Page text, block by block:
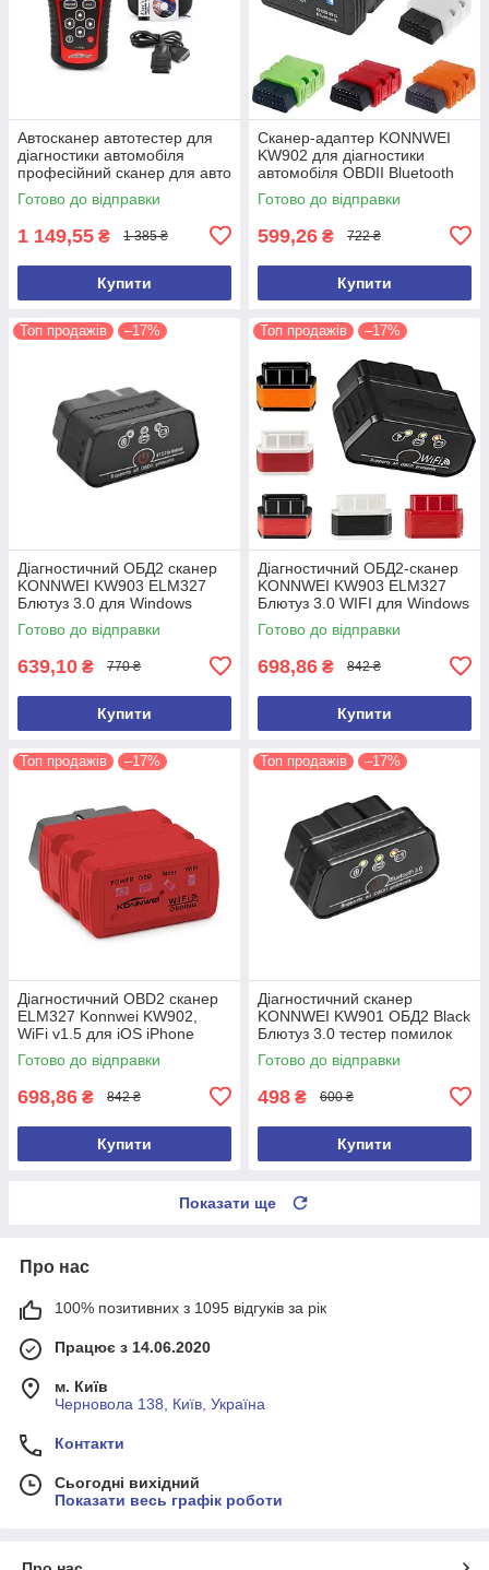
Автосканер автотестер для
діагностики автомобіля
професійний сканер для авто
OBDII/EOBD Konnwei KW808
Готово до відправки
1 149,55 ₴ 1 385 ₴
Купити
Сканер-адаптер KONNWEI
KW902 для діагностики
автомобіля OBDII Bluetooth
3.0 Автосканер автотестер
ELM327
Готово до відправки
599,26 ₴ 722 ₴
Купити
Топ продажів –17%
Діагностичний ОБД2 сканер
KONNWEI KW903 ELM327
Блютуз 3.0 для Windows
Android IOS Автосканер
ELM327
Готово до відправки
639,10 ₴ 770 ₴
Купити
Топ продажів –17%
Діагностичний ОБД2-сканер
KONNWEI KW903 ELM327
Блютуз 3.0 WIFI для Windows
Android IOS Автосканер
ELM327
Готово до відправки
698,86 ₴ 842 ₴
Купити
Топ продажів –17%
Діагностичний OBD2 сканер
ELM327 Konnwei KW902,
WiFi v1.5 для iOS iPhone
Автосканер автотестер
ELM327
Готово до відправки
698,86 ₴ 842 ₴
Купити
Топ продажів –17%
Діагностичний сканер
KONNWEI KW901 ОБД2 Black
Блютуз 3.0 тестер помилок
Torque для Android ELM327
Готово до відправки
498 ₴ 600 ₴
Купити
Показати ще
Про нас
100% позитивних з 1095 відгуків за рік
Працює з 14.06.2020
м. Київ
Черновола 138, Київ, Україна
Контакти
Сьогодні вихідний
Показати весь графік роботи